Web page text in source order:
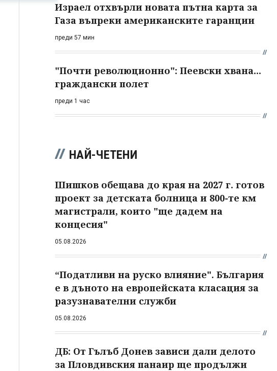
Израел отхвърли новата пътна карта за
Газа въпреки американските гаранции
преди 57 мин
"Почти революционно": Пеевски хвана...
граждански полет
преди 1 час
НАЙ-ЧЕТЕНИ
Шишков обещава до края на 2027 г. готов
проект за детската болница и 800-те км
магистрали, които "ще дадем на
концесия"
05.08.2026
“Податливи на руско влияние". България
е в дъното на европейската класация за
разузнавателни служби
05.08.2026
ДБ: От Гълъб Донев зависи дали делото
за Пловдивския панаир ще продължи